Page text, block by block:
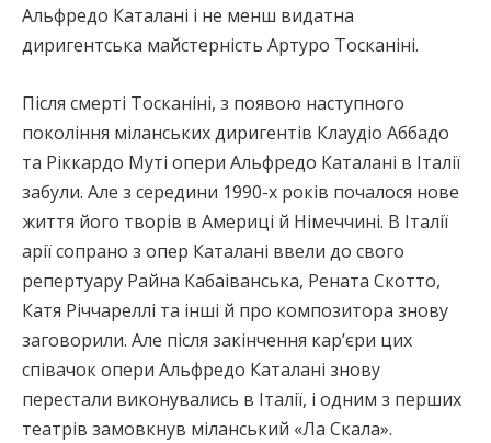
Альфредо Каталані і не менш видатна
диригентська майстерність Артуро Тосканіні.
Після смерті Тосканіні, з появою наступного
покоління міланських диригентів Клаудіо Аббадо
та Ріккардо Муті опери Альфредо Каталані в Італії
забули. Але з середини 1990-х років почалося нове
життя його творів в Америці й Німеччині. В Італії
арії сопрано з опер Каталані ввели до свого
репертуару Райна Кабаіванська, Рената Скотто,
Катя Річчареллі та інші й про композитора знову
заговорили. Але після закінчення кар’єри цих
співачок опери Альфредо Каталані знову
перестали виконувались в Італії, і одним з перших
театрів замовкнув міланський «Ла Скала».